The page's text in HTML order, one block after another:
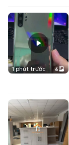
1 phút trước 6